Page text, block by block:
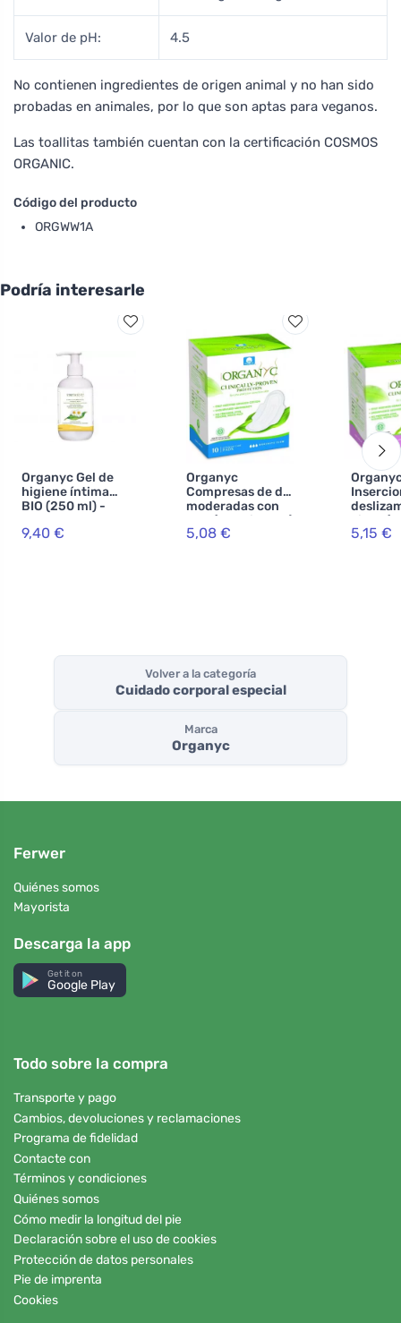
Valor de pH: 4.5
No contienen ingredientes de origen animal y no han sido
probadas en animales, por lo que son aptas para veganos.
Las toallitas también cuentan con la certificación COSMOS
ORGANIC.
Código del producto
ORGWW1A
Podría interesarle
Organyc Gel de
higiene íntima
BIO (250 ml) -
manzanilla y
9,40 €
Organyc
Compresas de día
moderadas con
alas (10 unidades)
- 100% algodón
5,08 €
Light
5,15 €
Volver a la categoría
Cuidado corporal especial
Marca
Organyc
Ferwer
Quiénes somos
Mayorista
Descarga la app
Get it on
Google Play
Todo sobre la compra
Transporte y pago
Cambios, devoluciones y reclamaciones
Programa de fidelidad
Contacte con
Términos y condiciones
Quiénes somos
Cómo medir la longitud del pie
Declaración sobre el uso de cookies
Protección de datos personales
Pie de imprenta
Cookies